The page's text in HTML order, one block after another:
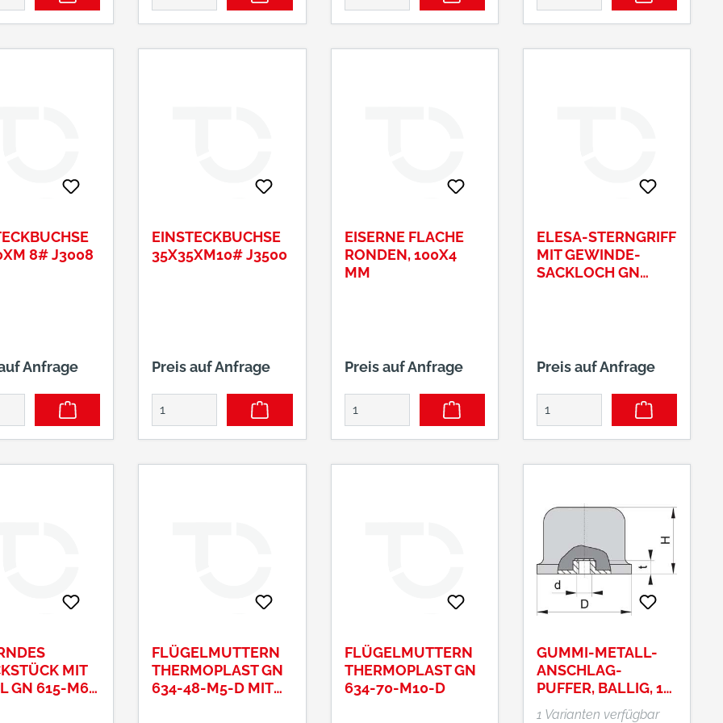
8# J3008
Anfrage
EINSTECKBUCHSE
35X35XM10# J3500
Preis auf Anfrage
EISERNE FLACHE
RONDEN, 100X4
MM
Preis auf Anfrage
ELESA-STERNGRIFF
MIT GEWINDE-
SACKLOCH GN
Preis auf Anfrage
MIT
GN 615-M6-
FLÜGELMUTTERN
THERMOPLAST GN
634-48-M5-D MIT
FLÜGELMUTTERN
THERMOPLAST GN
634-70-M10-D
GUMMI-METALL-
ANSCHLAG-
PUFFER, BALLIG, 1
INNENGEWINDE
1 Varianten verfügbar